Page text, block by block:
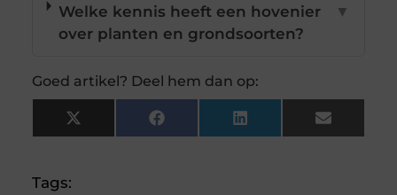
Welke kennis heeft een hovenier
over planten en grondsoorten?
▼
Goed artikel? Deel hem dan op:
X
(Twitter)
Facebook LinkedIn Email
Tags: